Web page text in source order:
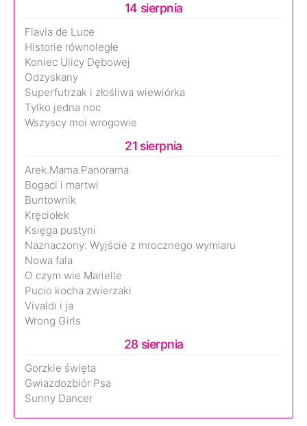
14 sierpnia
Flavia de Luce
Historie równoległe
Koniec Ulicy Dębowej
Odzyskany
Superfutrzak i złośliwa wiewiórka
Tylko jedna noc
Wszyscy moi wrogowie
21 sierpnia
Arek.Mama.Panorama
Bogaci i martwi
Buntownik
Kręciołek
Księga pustyni
Naznaczony: Wyjście z mrocznego wymiaru
Nowa fala
O czym wie Marielle
Pucio kocha zwierzaki
Vivaldi i ja
Wrong Girls
28 sierpnia
Gorzkie święta
Gwiazdozbiór Psa
Sunny Dancer